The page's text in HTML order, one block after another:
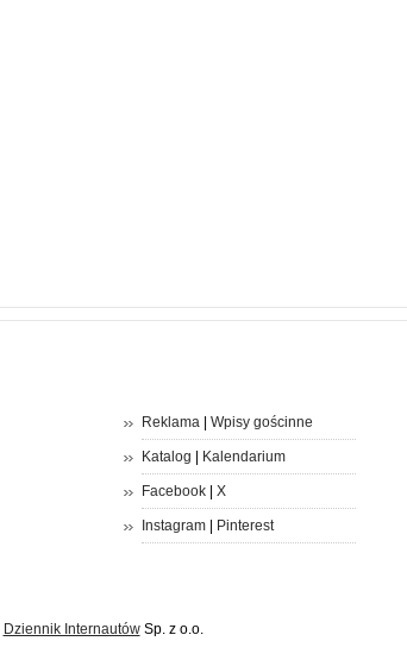
Reklama| Wpisy gościnne
Katalog Kalendarium
Facebook| X
Instagram| Pinterest
Dziennik InternautówSp. z o.o.